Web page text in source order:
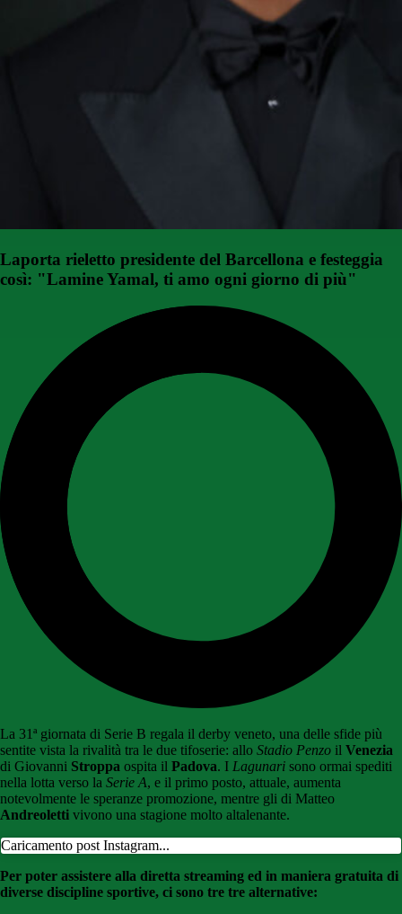
Laporta rieletto presidente del Barcellona e festeggia
così: "Lamine Yamal, ti amo ogni giorno di più"
La 31ª giornata di Serie B regala il derby veneto, una delle sfide più
sentite vista la rivalità tra le due tifoserie: allo Stadio Penzo il Venezia
di Giovanni Stroppa ospita il Padova. I Lagunari sono ormai spediti
nella lotta verso la Serie A, e il primo posto, attuale, aumenta
notevolmente le speranze promozione, mentre gli di Matteo
Andreoletti vivono una stagione molto altalenante.
Caricamento post Instagram...
Per poter assistere alla diretta streaming ed in maniera gratuita di
diverse discipline sportive, ci sono tre tre alternative: